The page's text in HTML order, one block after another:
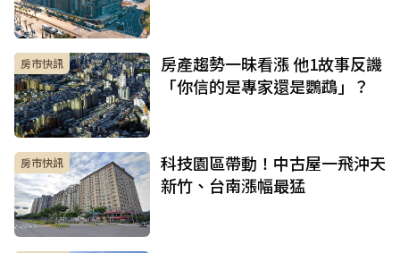
房市快訊
房產趨勢一昧看漲 他1故事反譏
「你信的是專家還是鸚鵡」？
房市快訊
科技園區帶動！中古屋一飛沖天
新竹、台南漲幅最猛